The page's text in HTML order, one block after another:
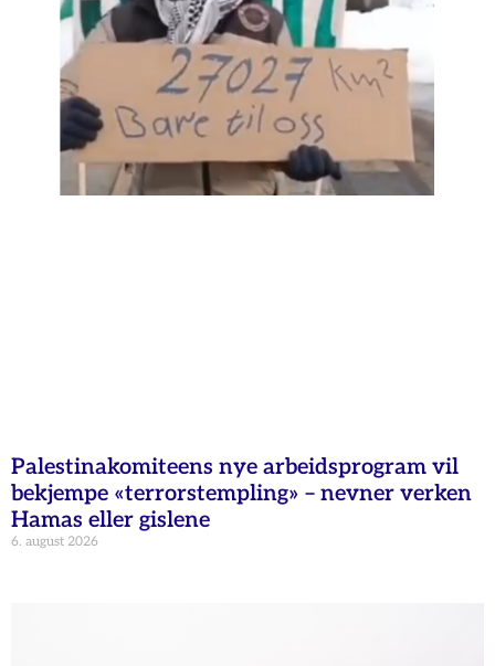
Palestinakomiteens nye arbeidsprogram vil
bekjempe «terrorstempling» – nevner verken
Hamas eller gislene
6. august 2026